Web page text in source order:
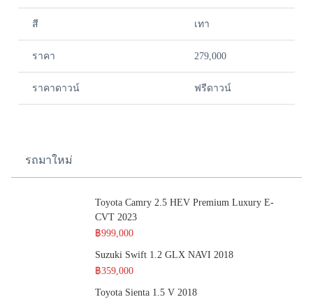
สี เทา
ราคา 279,000
ราคาดาวน์ ฟรีดาวน์
รถมาใหม่
Toyota Camry 2.5 HEV Premium Luxury E-
CVT 2023
฿999,000
Suzuki Swift 1.2 GLX NAVI 2018
฿359,000
Toyota Sienta 1.5 V 2018